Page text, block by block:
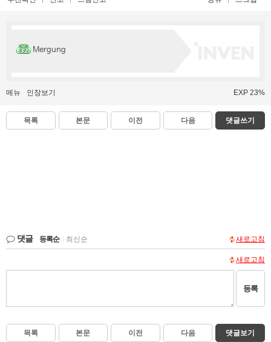
Mergung
메뉴 인장보기 EXP 23%
목록 본문 이전 다음 댓글쓰기
댓글 등록순 최신순 새로고침
새로고침
등록
목록 본문 이전 다음 댓글보기